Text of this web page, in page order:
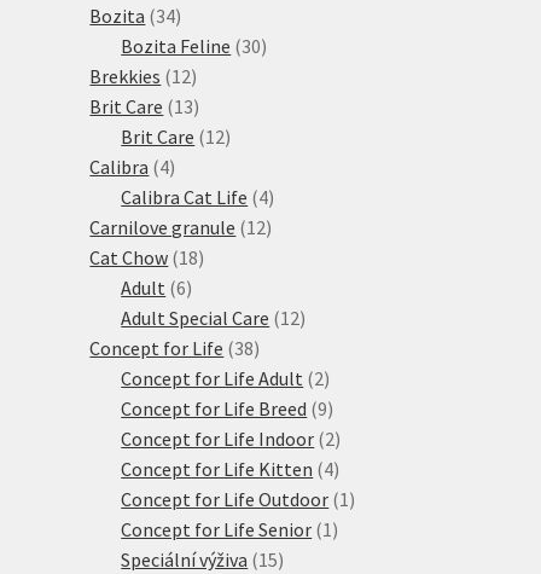
Bozita 3434
produktů
Bozita Feline 3030
Brekkies 1212
produktů
Brit Care 1313
produktů
Brit Care 1212
Calibra 44
produkty
Calibra Cat Life 44
produkty
Carnilove granule 1212
Cat Chow 1818
Adult 66
produktů
Adult Special Care 1212
Concept for Life 3838
produktů
Concept for Life Adult 22
produkty
Concept for Life Breed 99
produktů
Concept for Life Indoor 22
produkty
Concept for Life Kitten 44
produkty
Concept for Life Outdoor 1 1
Concept for Life Senior 1 1
Speciální výživa 1515